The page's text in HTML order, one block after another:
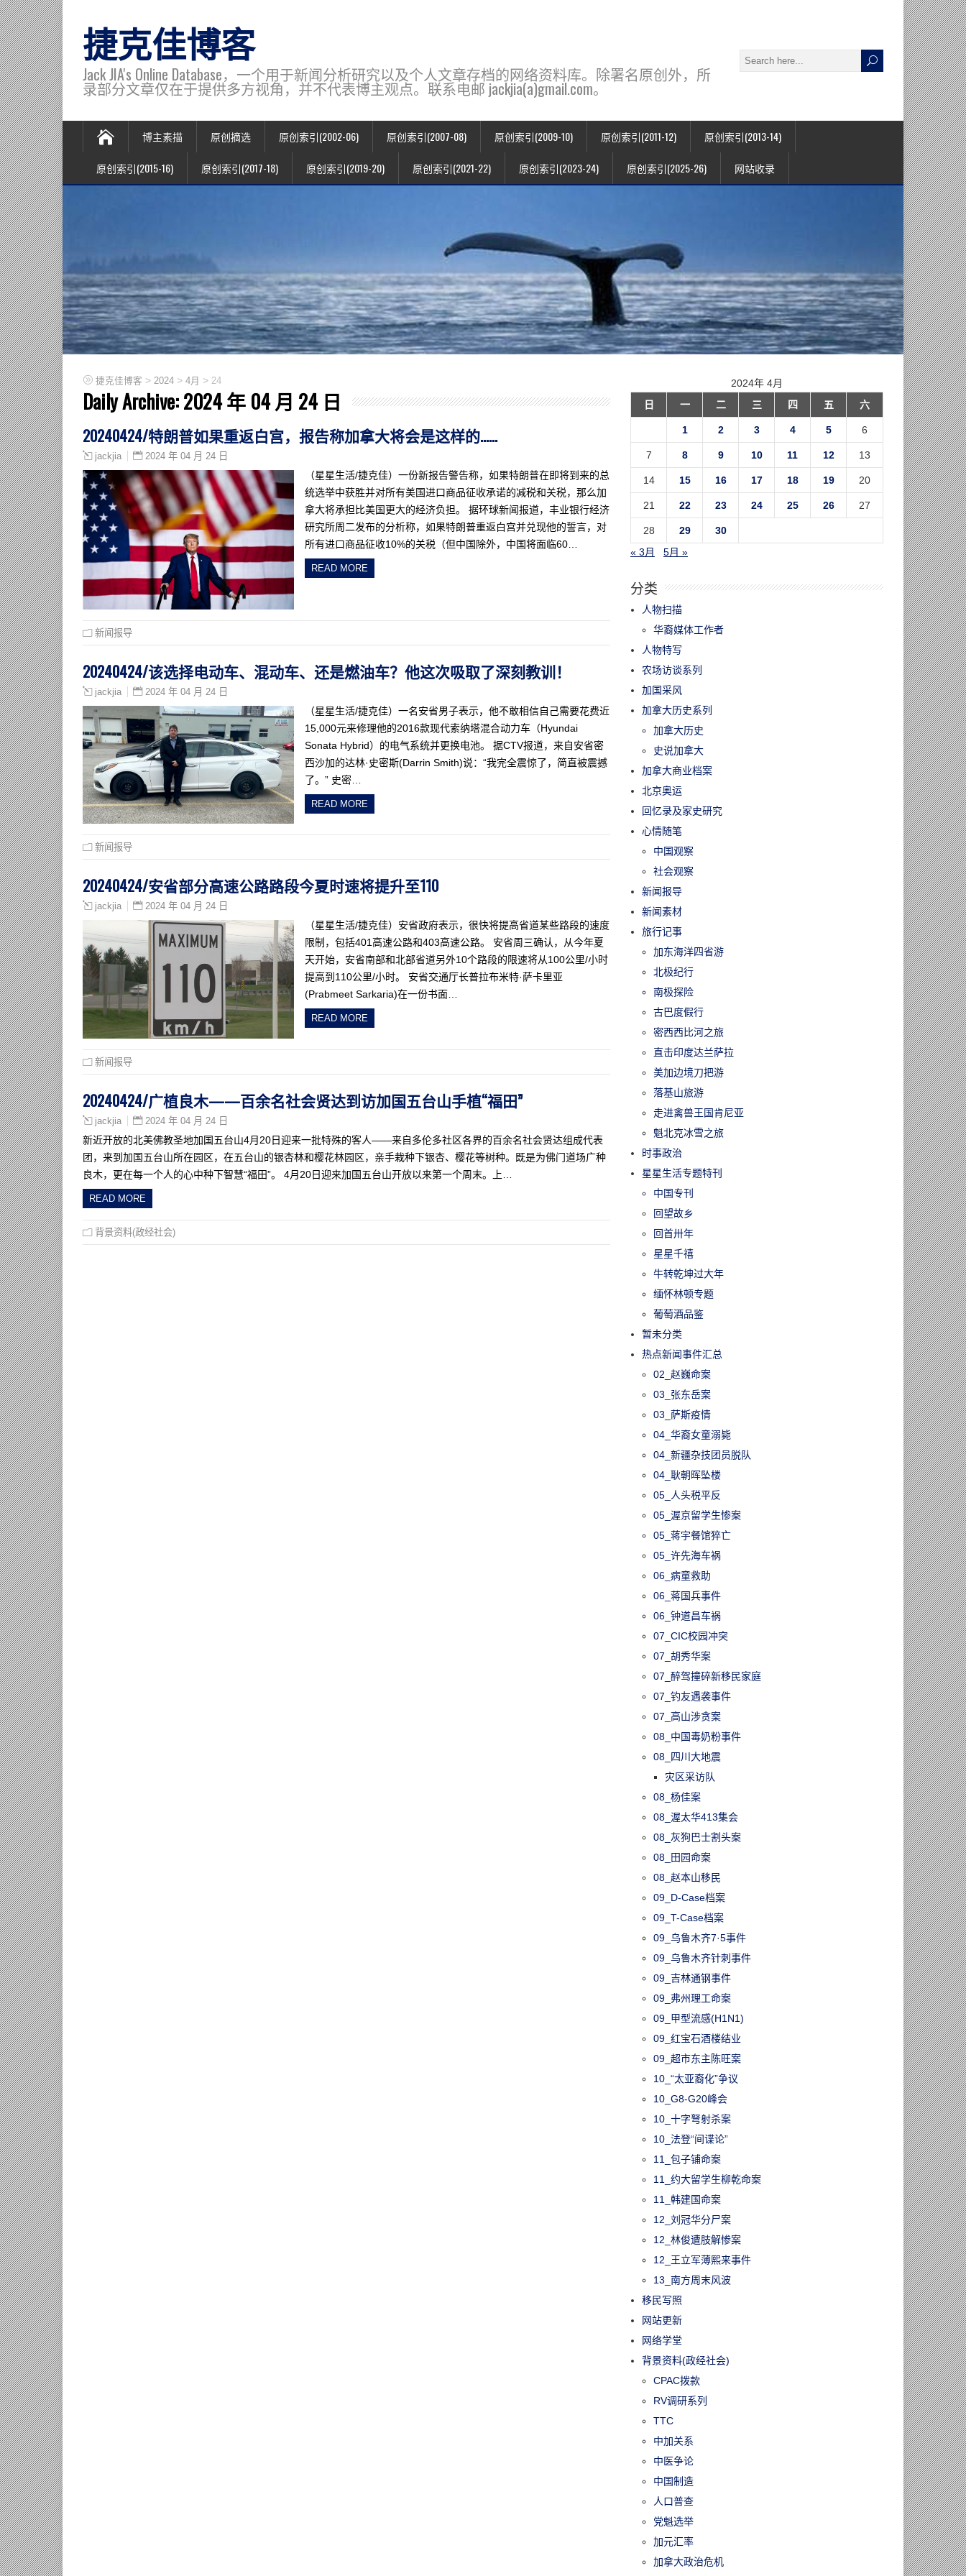
捷克佳博客
Jack JIA's Online Database，一个用于新闻分析研究以及个人文章存档的网络资料库。除署名原创外，所
录部分文章仅在于提供多方视角，并不代表博主观点。联系电邮 jackjia(a)gmail.com。
博主素描 原创摘选 原创索引(2002-06) 原创索引(2007-08) 原创索引(2009-10) 原创索引(2011-12) 原创索引(2013-14)
原创索引(2015-16) 原创索引(2017-18) 原创索引(2019-20) 原创索引(2021-22) 原创索引(2023-24) 原创索引(2025-26) 网站收录
捷克佳博客 > 2024 > 4月 > 24
Daily Archive:2024 年 04 月 24 日
20240424/特朗普如果重返白宫，报告称加拿大将会是这样的……
jackjia 2024 年 04 月 24 日
（星星生活/捷克佳）一份新报告警告称，如果特朗普在即将到来的总
统选举中获胜并对所有美国进口商品征收承诺的减税和关税，那么加
拿大将承担比美国更大的经济负担。 据环球新闻报道，丰业银行经济
研究所周二发布的分析称，如果特朗普重返白宫并兑现他的誓言，对
所有进口商品征收10%的关税（但中国除外，中国将面临60…
READ MORE
新闻报导
20240424/该选择电动车、混动车、还是燃油车？他这次吸取了深刻教训！
jackjia 2024 年 04 月 24 日
（星星生活/捷克佳）一名安省男子表示，他不敢相信自己需要花费近
15,000元来修理他的2016款现代索纳塔混合动力车（Hyundai
Sonata Hybrid）的电气系统并更换电池。 据CTV报道，来自安省密
西沙加的达林·史密斯(Darrin Smith)说：“我完全震惊了，简直被震撼
了。” 史密…
READ MORE
新闻报导
20240424/安省部分高速公路路段今夏时速将提升至110
jackjia 2024 年 04 月 24 日
（星星生活/捷克佳）安省政府表示，很快将提高省道某些路段的速度
限制，包括401高速公路和403高速公路。 安省周三确认，从今年夏
天开始，安省南部和北部省道另外10个路段的限速将从100公里/小时
提高到110公里/小时。 安省交通厅长普拉布米特·萨卡里亚
(Prabmeet Sarkaria)在一份书面…
READ MORE
新闻报导
20240424/广植良木——百余名社会贤达到访加国五台山手植“福田”
jackjia 2024 年 04 月 24 日
新近开放的北美佛教圣地加国五台山4月20日迎来一批特殊的客人——来自多伦多社区各界的百余名社会贤达组成代表
团，来到加国五台山所在园区，在五台山的银杏林和樱花林园区，亲手栽种下银杏、樱花等树种。既是为佛门道场广种
良木，更在每一个人的心中种下智慧“福田”。 4月20日迎来加国五台山开放以来第一个周末。上…
READ MORE
背景资料(政经社会)
2024年 4月
日
一 二 三 四 五 六
1 2 3 4 5 6
7 8 9 10 11 12 13
14 15 16 17 18 19 20
21 22 23 24 25 26 27
28 29
30
« 3月
5月 »
分类
人物扫描
华裔媒体工作者
人物特写
农场访谈系列
加国采风
加拿大历史系列
加拿大历史
史说加拿大
加拿大商业档案
北京奥运
回忆录及家史研究
心情随笔
中国观察
社会观察
新闻报导
新闻素材
旅行记事
加东海洋四省游
北极纪行
南极探险
古巴度假行
密西西比河之旅
直击印度达兰萨拉
美加边境刀把游
落基山旅游
走进禽兽王国肯尼亚
魁北克冰雪之旅
时事政治
星星生活专题特刊
中国专刊
回望故乡
回首卅年
星星千禧
牛转乾坤过大年
缅怀林顿专题
葡萄酒品鉴
暂未分类
热点新闻事件汇总
02_赵巍命案
03_张东岳案
03_萨斯疫情
04_华裔女童溺毙
04_新疆杂技团员脱队
04_耿朝晖坠楼
05_人头税平反
05_渥京留学生惨案
05_蒋宇餐馆猝亡
05_许先海车祸
06_病童救助
06_蒋国兵事件
06_钟道昌车祸
07_CIC校园冲突
07_胡秀华案
07_醉驾撞碎新移民家庭
07_钓友遇袭事件
07_高山涉贪案
08_中国毒奶粉事件
08_四川大地震
灾区采访队
08_杨佳案
08_渥太华413集会
08_灰狗巴士割头案
08_田园命案
08_赵本山移民
09_D-Case档案
09_T-Case档案
09_乌鲁木齐7·5事件
09_乌鲁木齐针刺事件
09_吉林通钢事件
09_弗州理工命案
09_甲型流感(H1N1)
09_红宝石酒楼结业
09_超市东主陈旺案
10_“太亚裔化”争议
10_G8-G20峰会
10_十字弩射杀案
10_法登“间谍论”
11_包子铺命案
11_约大留学生柳乾命案
11_韩建国命案
12_刘冠华分尸案
12_林俊遭肢解惨案
12_王立军薄熙来事件
13_南方周末风波
移民写照
网站更新
网络学堂
背景资料(政经社会)
CPAC拨款
RV调研系列
TTC
中加关系
中医争论
中国制造
人口普查
党魁选举
加元汇率
加拿大政治危机